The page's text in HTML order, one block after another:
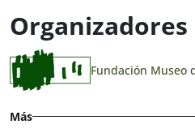
Organizadores
Fundación Museo
Más